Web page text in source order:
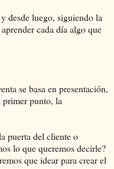
desde luego, siguiendo la
cada día algo que
se basa en presentación,
primer punto, la
puerta del cliente o
lo que queremos decirle?
que idear para crear el